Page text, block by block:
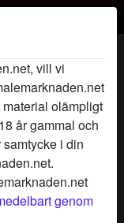
vill vi
olämpligt
år gammal och
i din
genom